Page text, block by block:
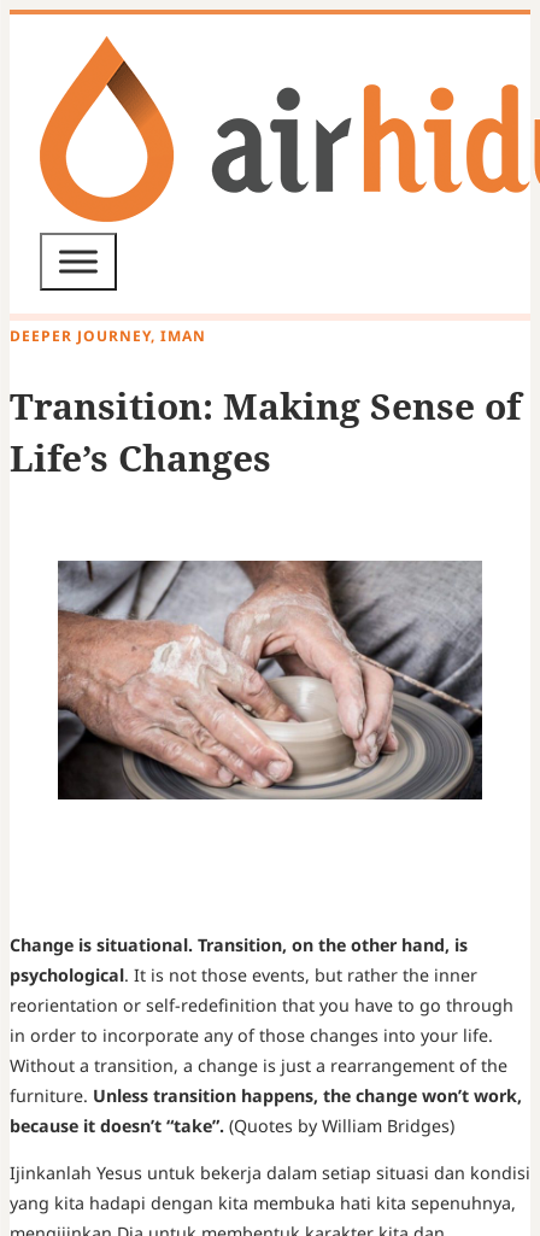
DEEPER JOURNEY, IMAN
Transition: Making Sense of
Life’s Changes
Change is situational. Transition, on the other hand, is
psychological. It is not those events, but rather the inner
reorientation or self-redefinition that you have to go through
in order to incorporate any of those changes into your life.
Without a transition, a change is just a rearrangement of the
furniture. Unless transition happens, the change won’t work,
because it doesn’t “take”. (Quotes by William Bridges)
Ijinkanlah Yesus untuk bekerja dalam setiap situasi dan kondisi
yang kita hadapi dengan kita membuka hati kita sepenuhnya,